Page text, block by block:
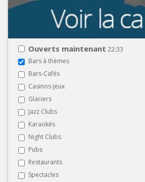
Ouverts maintenant 22:33
Bars à thèmes
Bars-Cafés
Casinos-Jeux
Glaciers
Jazz Clubs
Karaokés
Night Clubs
Pubs
Restaurants
Spectacles